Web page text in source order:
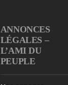
ANNONCES
LÉGALES –
L’AMI DU
PEUPLE